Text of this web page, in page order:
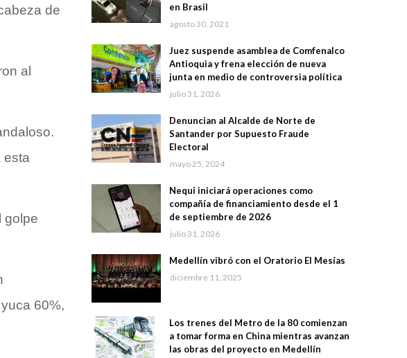
de
al
esta
golpe
60%,
en Brasil
agosto 30, 2021
Juez suspende asamblea de Comfenalco
Antioquia y frena elección de nueva
junta en medio de controversia política
julio 31, 2026
Denuncian al Alcalde de Norte de
Santander por Supuesto Fraude
Electoral
mayo 25, 2024
Nequi iniciará operaciones como
compañía de financiamiento desde el 1
de septiembre de 2026
julio 31, 2026
Medellín vibró con el Oratorio El Mesías
diciembre 11, 2025
Los trenes del Metro de la 80 comienzan
a tomar forma en China mientras avanzan
las obras del proyecto en Medellín